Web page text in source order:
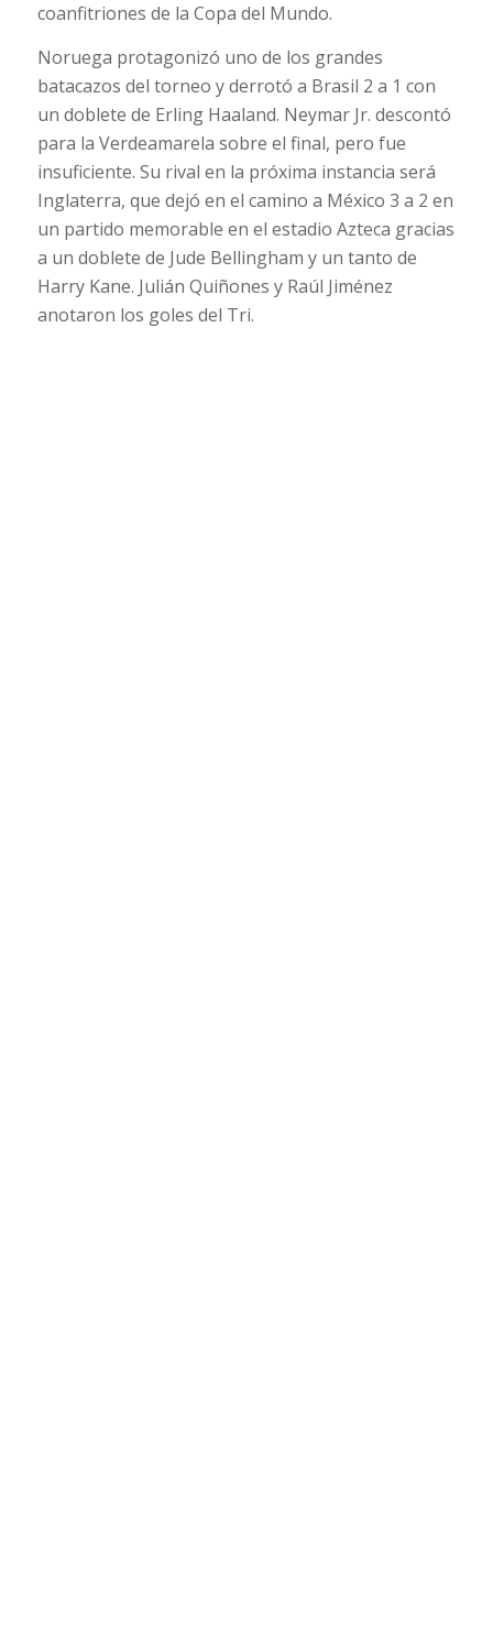
coanfitriones de la Copa del Mundo.
Noruega protagonizó uno de los grandes
batacazos del torneo y derrotó a Brasil 2 a 1 con
un doblete de Erling Haaland. Neymar Jr. descontó
para la Verdeamarela sobre el final, pero fue
insuficiente. Su rival en la próxima instancia será
Inglaterra, que dejó en el camino a México 3 a 2 en
un partido memorable en el estadio Azteca gracias
a un doblete de Jude Bellingham y un tanto de
Harry Kane. Julián Quiñones y Raúl Jiménez
anotaron los goles del Tri.